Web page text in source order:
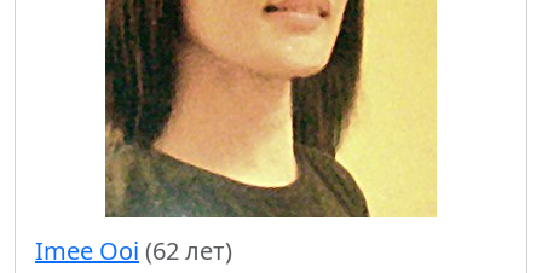
Imee Ooi (62 лет)